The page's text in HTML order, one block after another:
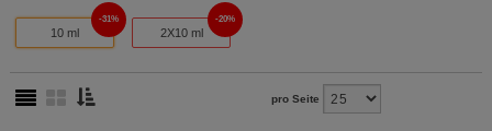
10 ml
31%
2X10 ml
20%
pro Seite